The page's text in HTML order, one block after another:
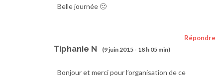
Belle journée 🙂
Tiphanie N (9 juin 2015 - 18 h 05 min)
Répondre
Bonjour et merci pour l’organisation de ce